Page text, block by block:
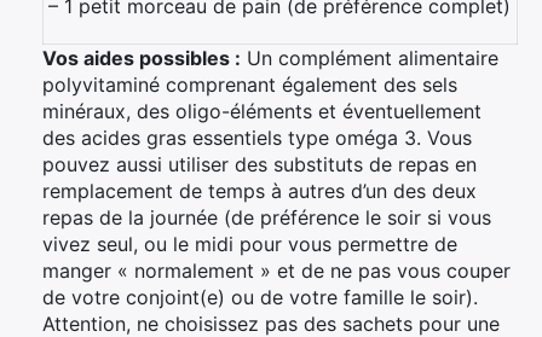
– 1 petit morceau de pain (de préférence complet)
Vos aides possibles : Un complément alimentaire
polyvitaminé comprenant également des sels
minéraux, des oligo-éléments et éventuellement
des acides gras essentiels type oméga 3. Vous
pouvez aussi utiliser des substituts de repas en
remplacement de temps à autres d’un des deux
repas de la journée (de préférence le soir si vous
vivez seul, ou le midi pour vous permettre de
manger « normalement » et de ne pas vous couper
de votre conjoint(e) ou de votre famille le soir).
Attention, ne choisissez pas des sachets pour une